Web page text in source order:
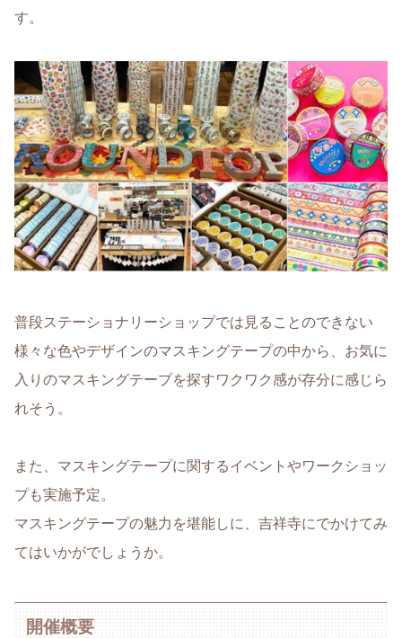
す。
普段ステーショナリーショップでは見ることのできない
様々な色やデザインのマスキングテープの中から、お気に
入りのマスキングテープを探すワクワク感が存分に感じら
れそう。
また、マスキングテープに関するイベントやワークショッ
プも実施予定。
マスキングテープの魅力を堪能しに、吉祥寺にでかけてみ
てはいかがでしょうか。
開催概要